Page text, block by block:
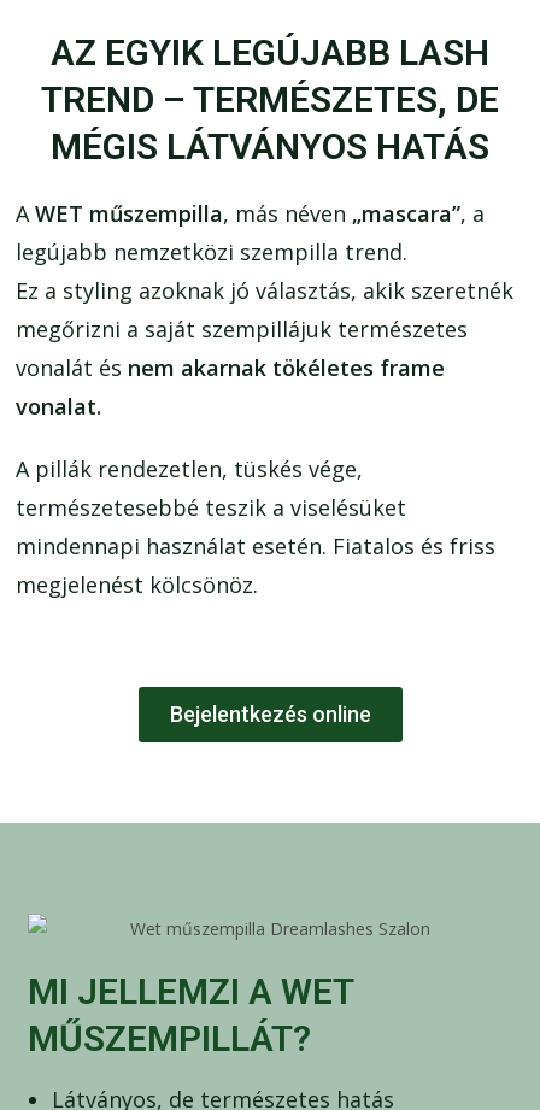
AZ EGYIK LEGÚJABB LASH
TREND – TERMÉSZETES, DE
MÉGIS LÁTVÁNYOS HATÁS
AWET műszempilla, más néven „mascara”, a
legújabb nemzetközi szempilla trend.
Ez a styling azoknak jó választás, akik szeretnék
megőrizni a saját szempillájuk természetes
vonalát és nem akarnak tökéletes frame
vonalat.
A pillák rendezetlen, tüskés vége,
természetesebbé teszik a viselésüket
mindennapi használat esetén. Fiatalos és friss
megjelenést kölcsönöz.
Bejelentkezés online
MI JELLEMZI A WET
MŰSZEMPILLÁT?
Látványos, de természetes hatás